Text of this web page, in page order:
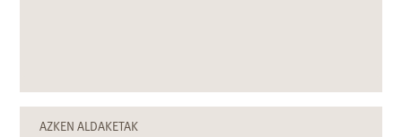
AZKEN ALDAKETAK